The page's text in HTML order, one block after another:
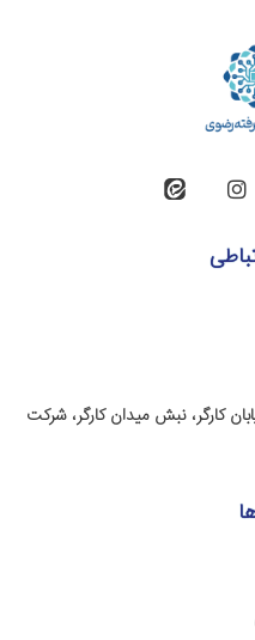
۱۰، انتهای خیابان کارگر، نبش میدان کارگر، شرکت